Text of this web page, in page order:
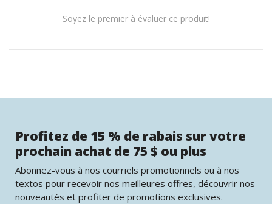
Soyez le premier à évaluer ce produit!
Profitez de 15 % de rabais sur votre
prochain achat de 75 $ ou plus
Abonnez-vous à nos courriels promotionnels ou à nos
textos pour recevoir nos meilleures offres, découvrir nos
nouveautés et profiter de promotions exclusives.